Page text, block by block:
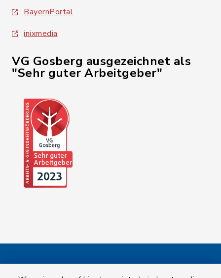
BayernPortal
inixmedia
VG Gosberg ausgezeichnet als
"Sehr guter Arbeitgeber"